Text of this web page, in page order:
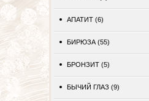
АПАТИТ (6)
БИРЮЗА (55)
БРОНЗИТ (5)
БЫЧИЙ ГЛАЗ (9)